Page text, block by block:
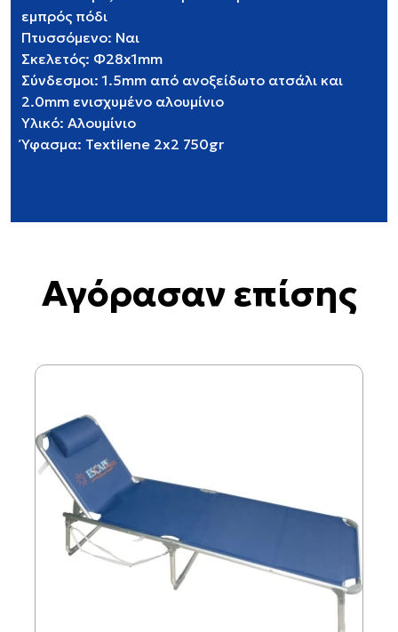
εμπρός πόδι
Πτυσσόμενο: Ναι
Σκελετός: Φ28x1mm
Σύνδεσμοι: 1.5mm από ανοξείδωτο ατσάλι και
2.0mm ενισχυμένο αλουμίνιο
Υλικό: Αλουμίνιο
Ύφασμα: Textilene 2x2 750gr
Αγόρασαν επίσης